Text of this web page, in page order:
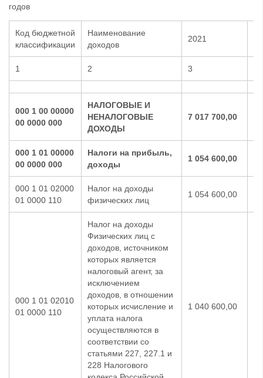
годов
Код бюджетной
классификации
Наименование
доходов
2021
1 2 3
000 1 00 00000
00 0000 000
НАЛОГОВЫЕ И
НЕНАЛОГОВЫЕ
ДОХОДЫ
7 017 700,00
000 1 01 00000
00 0000 000
Налоги на прибыль,
доходы
1 054 600,00
000 1 01 02000
01 0000 110
Налог на доходы
физических лиц
1 054 600,00
000 1 01 02010
01 0000 110
Налог на доходы
Физических лиц с
доходов, источником
которых является
налоговый агент, за
исключением
доходов, в отношении
которых исчисление и
уплата налога
осуществляются в
соответствии со
статьями 227, 227.1 и
228 Налогового
1 040 600,00